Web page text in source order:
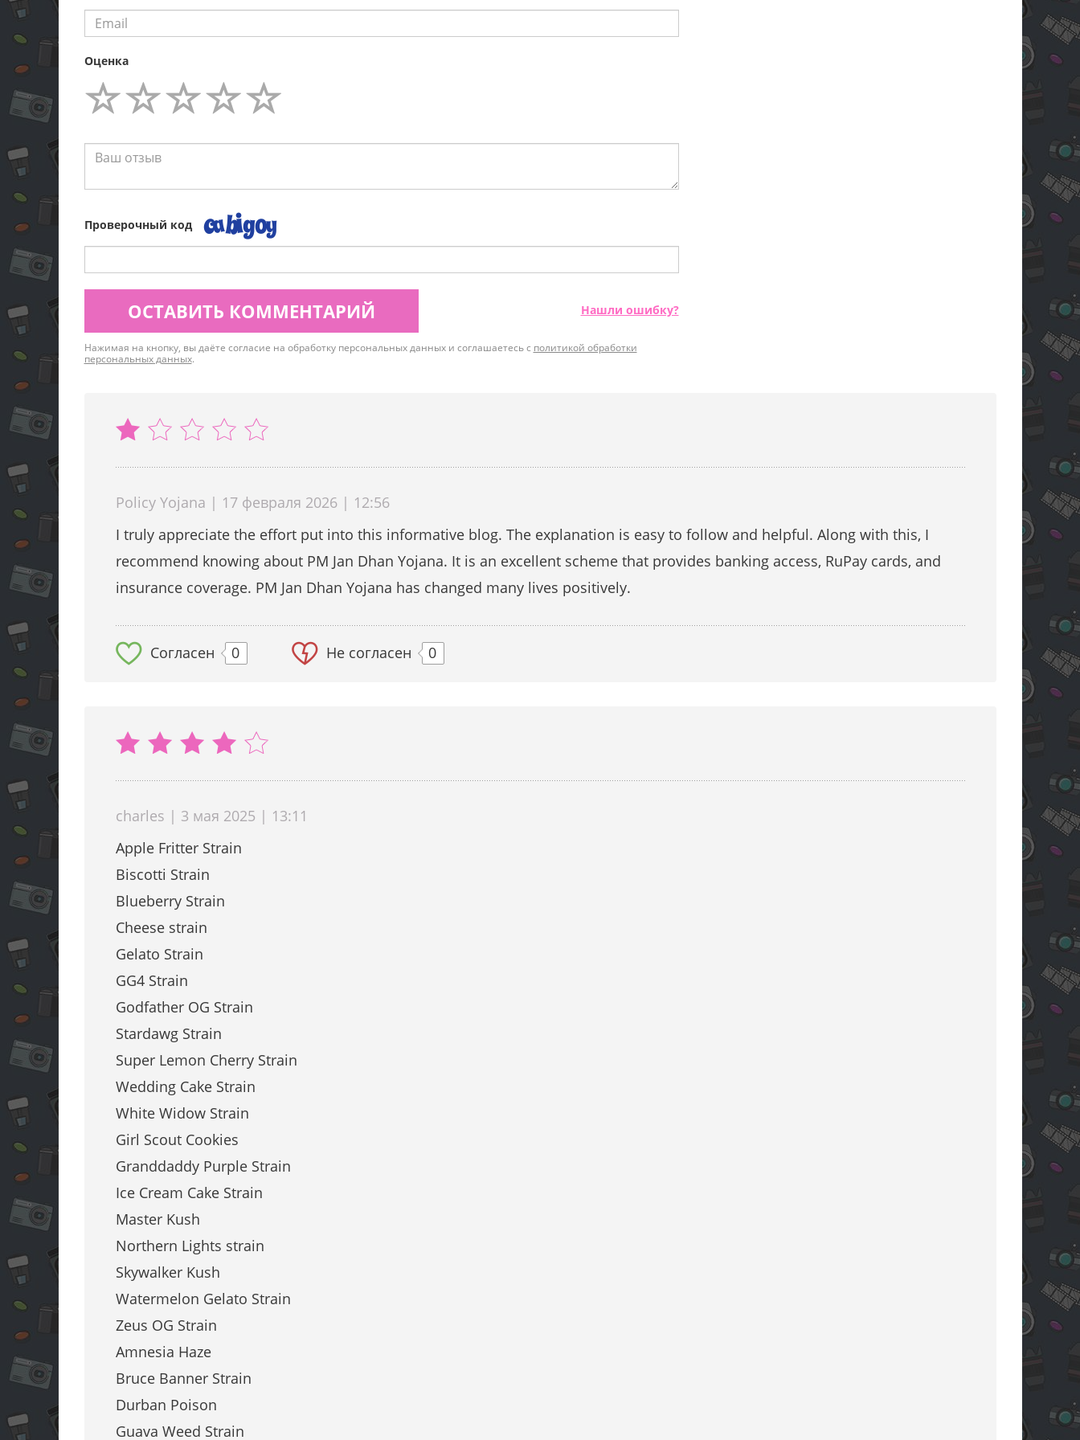
Оценка
Проверочный код
ОСТАВИТЬ КОММЕНТАРИЙ Нашли ошибку?
Нажимая на кнопку, вы даёте согласие на обработку персональных данных и соглашаетесь с политикой обработки
персональных данных.
Policy Yojana | 17 февраля 2026 | 12:56
I truly appreciate the effort put into this informative blog. The explanation is easy to follow and helpful. Along with this, I
recommend knowing about PM Jan Dhan Yojana. It is an excellent scheme that provides banking access, RuPay cards, and
insurance coverage. PM Jan Dhan Yojana has changed many lives positively.
Согласен 0 Не согласен 0
charles | 3 мая 2025 | 13:11
Apple Fritter Strain
Biscotti Strain
Blueberry Strain
Cheese strain
Gelato Strain
GG4 Strain
Godfather OG Strain
Stardawg Strain
Super Lemon Cherry Strain
Wedding Cake Strain
White Widow Strain
Girl Scout Cookies
Granddaddy Purple Strain
Ice Cream Cake Strain
Master Kush
Northern Lights strain
Skywalker Kush
Watermelon Gelato Strain
Zeus OG Strain
Amnesia Haze
Bruce Banner Strain
Durban Poison
Guava Weed Strain